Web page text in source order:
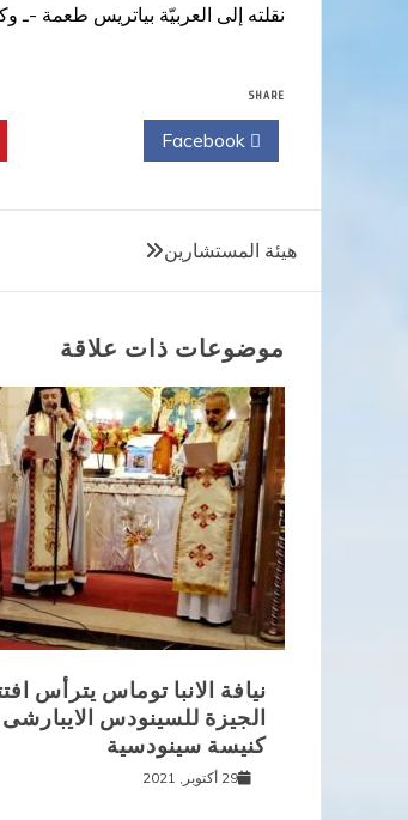
نقلته إلى العربيّة بياتريس طعمة -ـ
SHARE
تصفّح
المقالات
هيئة المستشارين
موضوعات ذات علاقة
نيافة الانبا توماس يترأس
الجيزة للسينودس
كنيسة سينودسية
29 أكتوبر, 2021